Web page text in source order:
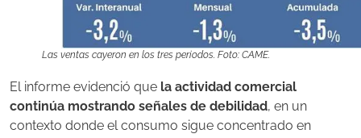
Las ventas cayeron en los tres periodos. Foto: CAME.
El informe evidenció que la actividad comercial
continúa mostrando señales de debilidad, en un
contexto donde el consumo sigue concentrado en